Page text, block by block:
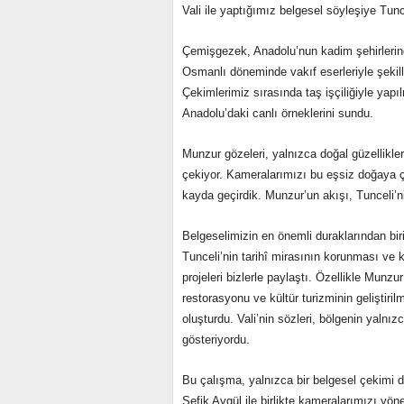
Vali ile yaptığımız belgesel söyleşiye
Çemişgezek, Anadolu’nun kadim
Osmanlı döneminde vakıf eserleriyle
Çekimlerimiz sırasında taş işçiliğiyle
Anadolu’daki canlı örneklerini sundu.
Munzur gözeleri, yalnızca doğal
çekiyor. Kameralarımızı bu eşsiz
kayda geçirdik. Munzur’un akışı,
Belgeselimizin en önemli duraklarından
Tunceli’nin tarihî mirasının korunması
projeleri bizlerle paylaştı. Özellikle
restorasyonu ve kültür turizminin
oluşturdu. Vali’nin sözleri, bölgenin
gösteriyordu.
Bu çalışma, yalnızca bir belgesel çekimi
Şefik Aygül ile birlikte kameralarımızı